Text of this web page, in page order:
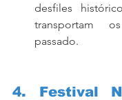
desfiles
transportam
passado.
4. Festival